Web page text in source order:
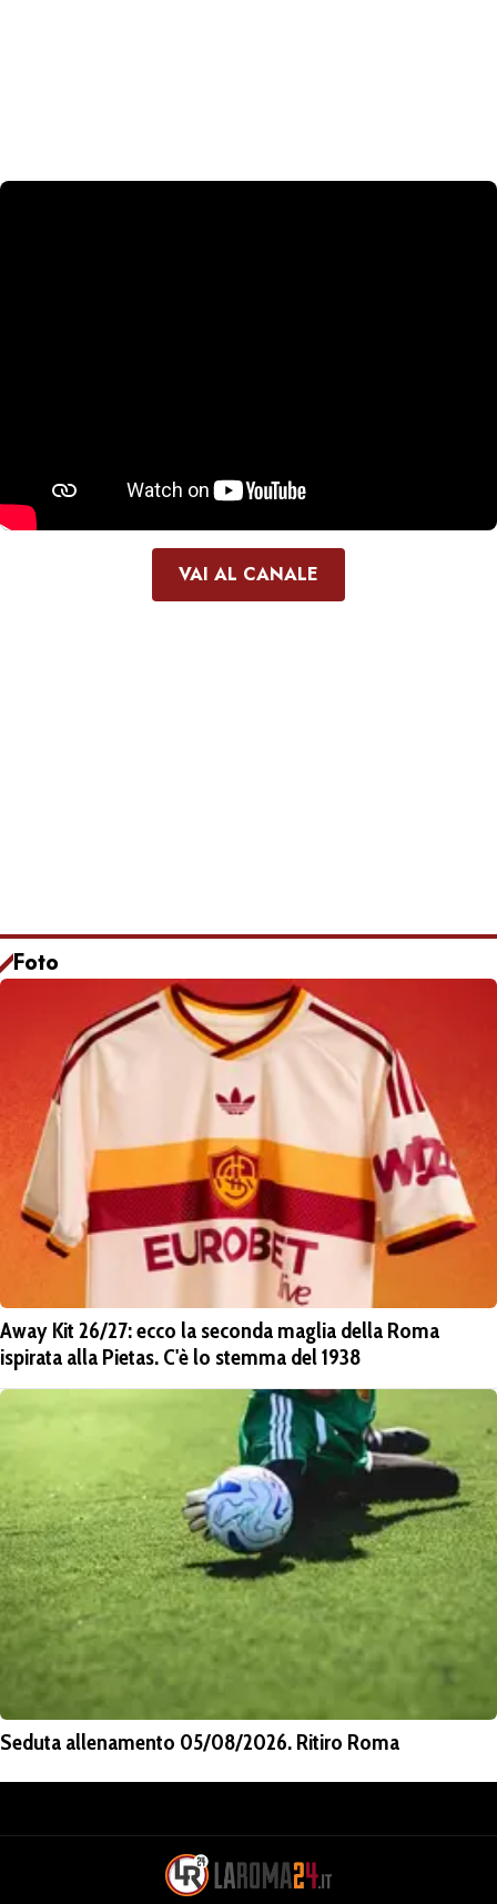
VAI AL CANALE
Foto
Away Kit 26/27: ecco la seconda maglia della Roma
ispirata alla Pietas. C'è lo stemma del 1938
Seduta allenamento 05/08/2026. Ritiro Roma